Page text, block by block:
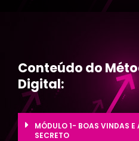
Conteúdo do
Digital:
MÓDULO 1- BOAS VINDAS E
SECRETO